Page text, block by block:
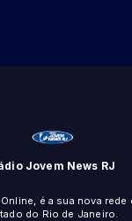
Jovem News RJ
é a sua nova
do Rio de Janeiro.